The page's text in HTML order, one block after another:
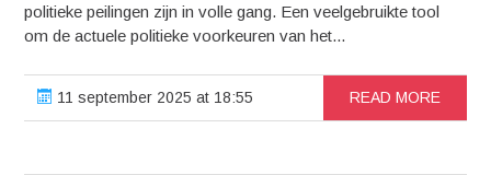
politieke peilingen zijn in volle gang. Een veelgebruikte tool
om de actuele politieke voorkeuren van het...
11 september 2025 at 18:55 READ MORE